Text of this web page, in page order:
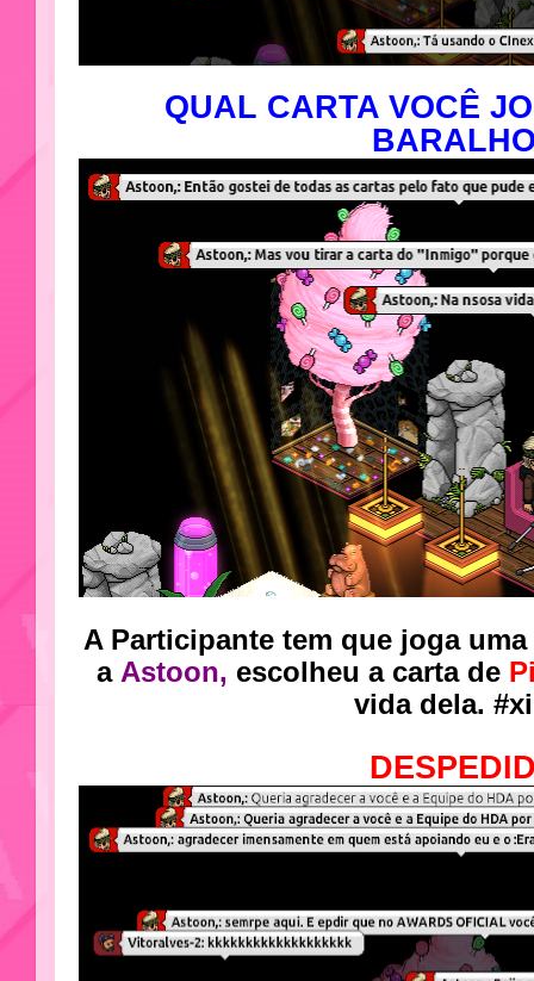
QUAL CARTA VOCÊ
A Participante tem que joga
a Astoon, escolheu a carta de
vida dela.